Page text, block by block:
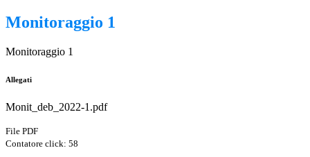
Monitoraggio 1
Monitoraggio 1
Allegati
Monit_deb_2022-1.pdf
File PDF
Contatore click: 58